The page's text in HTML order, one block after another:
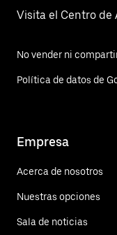
Visita el Centro de
No vender ni
Política de datos de
Empresa
Acerca de nosotros
Nuestras opciones
Sala de noticias